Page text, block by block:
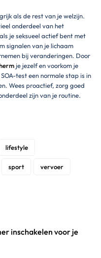
als de rest van je welzijn.
onderdeel van het
je seksueel actief bent met
signalen van je lichaam
bij veranderingen. Door
je jezelf en voorkom je
test een normale stap is in
Wees proactief, zorg goed
zijn van je routine.
lifestyle
sport vervoer
inschakelen voor je